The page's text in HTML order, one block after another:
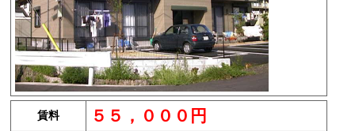
賃料 ５５，０００円